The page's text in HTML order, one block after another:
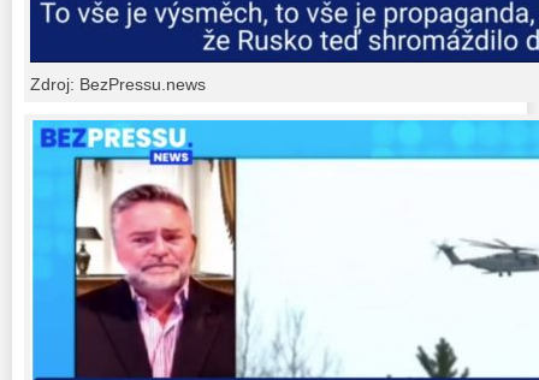
Zdroj: BezPressu.news